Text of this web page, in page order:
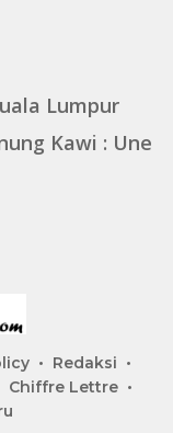
Lumpur
Kawi : Une
Redaksi
Chiffre Lettre